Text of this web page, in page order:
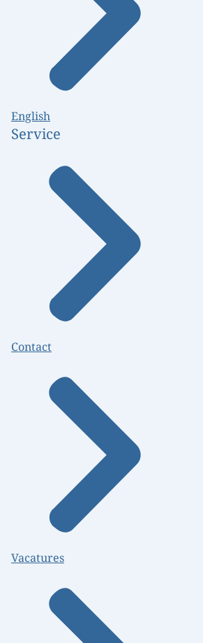
English
Service
Contact
Vacatures